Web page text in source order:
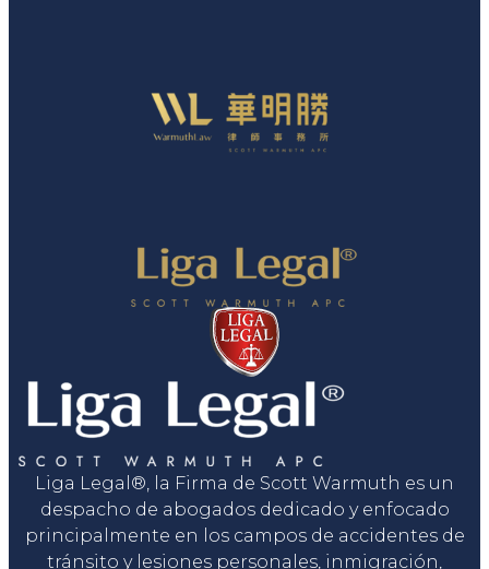
Liga Legal®, la Firma de Scott Warmuth es un
despacho de abogados dedicado y enfocado
principalmente en los campos de accidentes de
tránsito y lesiones personales, inmigración,